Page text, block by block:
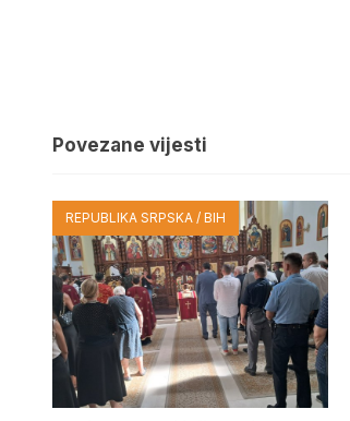
Povezane vijesti
REPUBLIKA SRPSKA / BIH